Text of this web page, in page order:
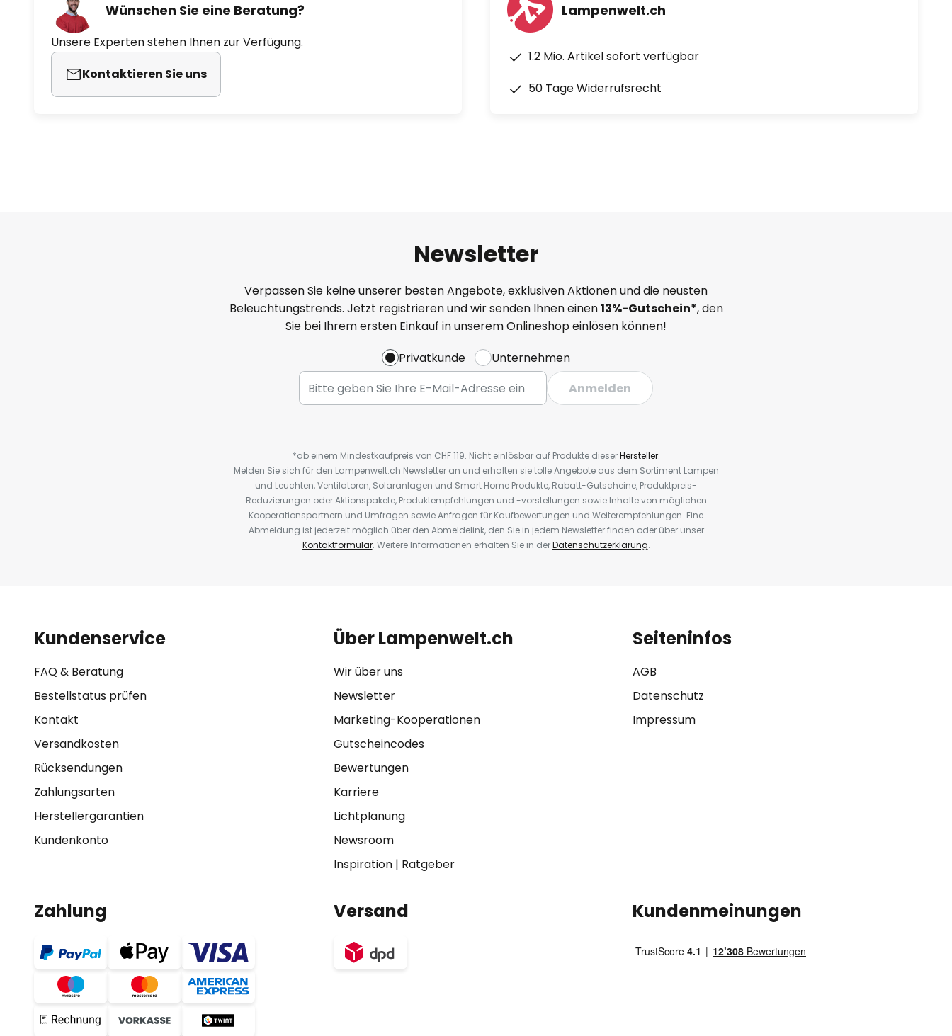
Wünschen Sie eine Beratung?
Unsere Experten stehen Ihnen zur Verfügung.
Kontaktieren Sie uns
Lampenwelt.ch
1.2 Mio. Artikel sofort verfügbar
50 Tage Widerrufsrecht
Newsletter
Verpassen Sie keine unserer besten Angebote, exklusiven Aktionen und die neusten
Beleuchtungstrends. Jetzt registrieren und wir senden Ihnen einen13%-Gutschein*, den
Sie bei Ihrem ersten Einkauf in unserem Onlineshop einlösen können!
Privatkunde
Unternehmen
Anmelden
*ab einem Mindestkaufpreis von CHF 119. Nicht einlösbar auf Produkte dieserHersteller.
Melden Sie sich für den Lampenwelt.ch Newsletter an und erhalten sie tolle Angebote aus dem Sortiment Lampen
und Leuchten, Ventilatoren, Solaranlagen und Smart Home Produkte, Rabatt-Gutscheine, Produktpreis-
Reduzierungen oder Aktionspakete, Produktempfehlungen und -vorstellungen sowie Inhalte von möglichen
Kooperationspartnern und Umfragen sowie Anfragen für Kaufbewertungen und Weiterempfehlungen. Eine
Abmeldung ist jederzeit möglich über den Abmeldelink, den Sie in jedem Newsletter finden oder über unser
Kontaktformular. Weitere Informationen erhalten Sie in derDatenschutzerklärung.
Kundenservice
FAQ & Beratung
Bestellstatus prüfen
Kontakt
Versandkosten
Rücksendungen
Zahlungsarten
Herstellergarantien
Kundenkonto
Über Lampenwelt.ch
Wir über uns
Newsletter
Marketing-Kooperationen
Gutscheincodes
Bewertungen
Karriere
Lichtplanung
Newsroom
Inspiration| Ratgeber
Seiteninfos
AGB
Datenschutz
Impressum
Zahlung Versand Kundenmeinungen